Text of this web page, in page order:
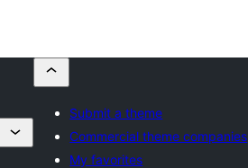
Submit a theme
Commercial theme companies
My favorites